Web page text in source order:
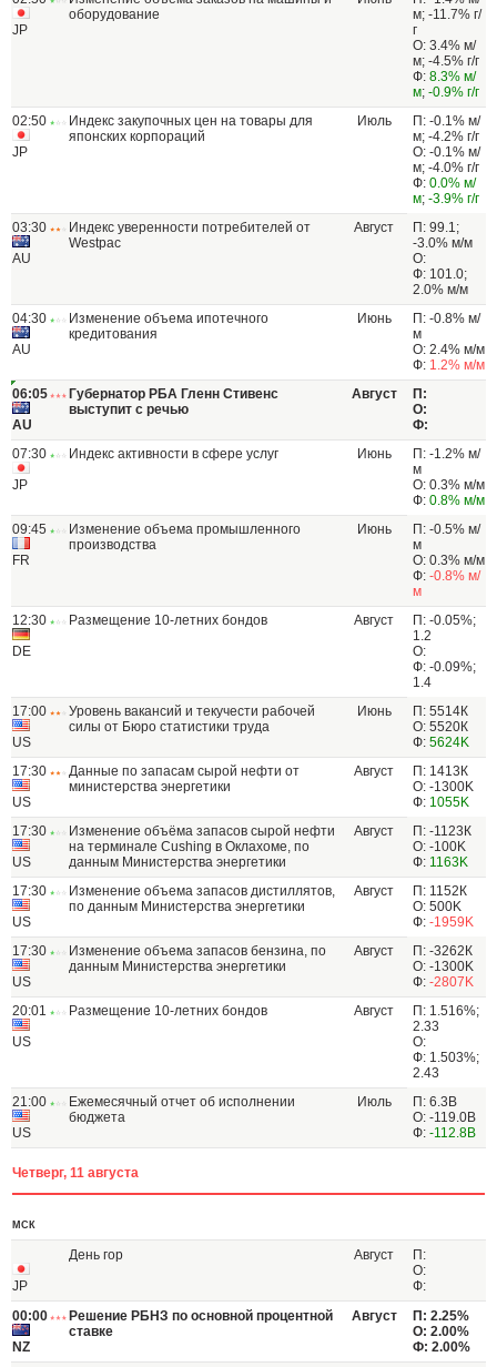
JP
оборудование
м; -11.7% г/
г
О: 3.4% м/
м; -4.5% г/г
Ф: 8.3% м/
м; -0.9% г/г
02:50
JP
Индекс закупочных цен на товары для
японских корпораций
Июль
П: -0.1% м/
м; -4.2% г/г
О: -0.1% м/
м; -4.0% г/г
Ф: 0.0% м/
м; -3.9% г/г
03:30
AU
Индекс уверенности потребителей от
Westpac
Август
П: 99.1;
-3.0% м/м
О:
Ф: 101.0;
2.0% м/м
04:30
AU
Изменение объема ипотечного
кредитования
Июнь
П: -0.8% м/
м
О: 2.4% м/м
Ф: 1.2% м/м
06:05
AU
Губернатор РБА Гленн Стивенс
выступит с речью
Август
П:
О:
Ф:
07:30
JP
Индекс активности в сфере услуг Июнь
П: -1.2% м/
м
О: 0.3% м/м
Ф: 0.8% м/м
09:45
FR
Изменение объема промышленного
производства
Июнь
П: -0.5% м/
м
О: 0.3% м/м
Ф: -0.8% м/
м
12:30
DE
Размещение 10-летних бондов Август
П: -0.05%;
1.2
О:
Ф: -0.09%;
1.4
17:00
US
Уровень вакансий и текучести рабочей
силы от Бюро статистики труда
Июнь
П: 5514К
О: 5520К
Ф: 5624K
17:30
US
Данные по запасам сырой нефти от
министерства энергетики
Август
П: 1413К
О: -1300K
Ф: 1055K
17:30
US
Изменение объёма запасов сырой нефти
на терминале Cushing в Оклахоме, по
данным Министерства энергетики
Август
П: -1123К
О: -100K
Ф: 1163K
17:30
US
Изменение объема запасов дистиллятов,
по данным Министерства энергетики
Август
П: 1152К
О: 500K
Ф: -1959K
17:30
US
Изменение объема запасов бензина, по
данным Министерства энергетики
Август
П: -3262К
О: -1300K
Ф: -2807K
20:01
US
Размещение 10-летних бондов Август
П: 1.516%;
2.33
О:
Ф: 1.503%;
2.43
21:00
US
Ежемесячный отчет об исполнении
бюджета
Июль
П: 6.3B
О: -119.0B
Ф: -112.8B
Четверг, 11 августа
МСК
JP
День гор Август
П:
О:
Ф:
00:00
NZ
Решение РБНЗ по основной процентной
ставке
Август
П: 2.25%
О: 2.00%
Ф: 2.00%